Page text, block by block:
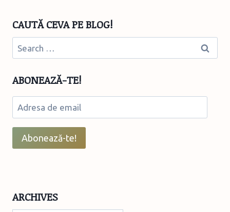
POVEȘTI
CAUTĂ CEVA PE BLOG!
Search
for:
ABONEAZĂ-TE!
Adresa
de
email
Abonează-te!
ARCHIVES